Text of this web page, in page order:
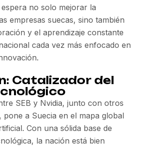
no solo mejorar la
empresas suecas, sino también
y el aprendizaje constante
cada vez más enfocado en
Catalizador del
SEB y Nvidia, junto con otros
pone a Suecia en el mapa global
Con una sólida base de
la nación está bien